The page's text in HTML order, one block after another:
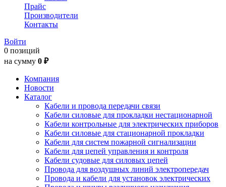
Прайс
Производители
Контакты
Войти
0 позиций
на сумму 0 ₽
Компания
Новости
Каталог
Кабели и провода передачи связи
Кабели силовые для прокладки нестационарной
Кабели контрольные для электрических приборов
Кабели силовые для стационарной прокладки
Кабели для систем пожарной сигнализации
Кабели для цепей управления и контроля
Кабели судовые для силовых цепей
Провода для воздушных линий электропередач
Провода и кабели для установок электрических